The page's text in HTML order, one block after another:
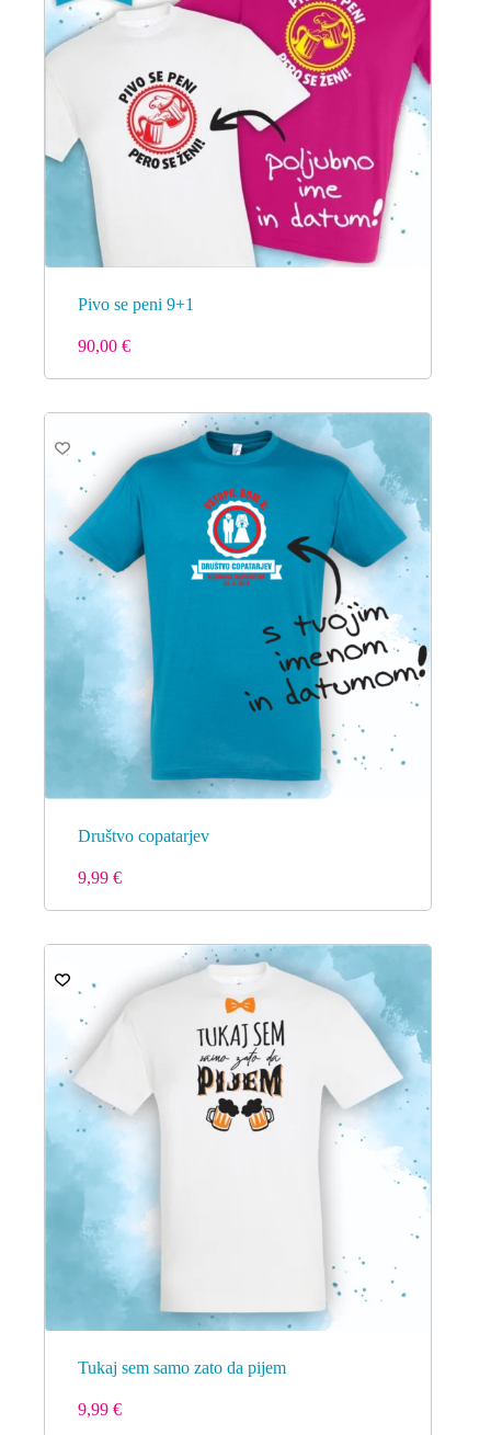
Pivo se peni 9+1
90,00 €
Društvo copatarjev
9,99 €
Tukaj sem samo zato da pijem
9,99 €